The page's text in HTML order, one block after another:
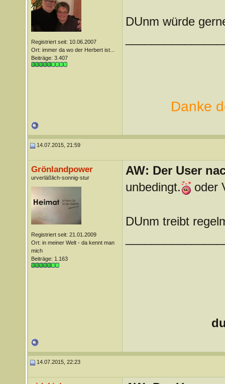
Registriert seit: 10.06.2007
Ort: immer da wo der Herbert ist...
Beiträge: 3.407
DUnm würde
Danke
14.07.2015, 21:59
Grönlandpower
urverläßlich-sonnig-stur
Registriert seit: 21.01.2009
Ort: in meiner Welt - da kennt man
mich
Beiträge: 1.163
AW: Der User
unbedingt.
oder
DUnm treibt
14.07.2015, 22:23